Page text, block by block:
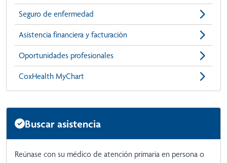
Seguro de enfermedad
Asistencia financiera y facturación
Oportunidades profesionales
CoxHealth MyChart
Buscar asistencia
Reúnase con su médico de atención primaria en persona o